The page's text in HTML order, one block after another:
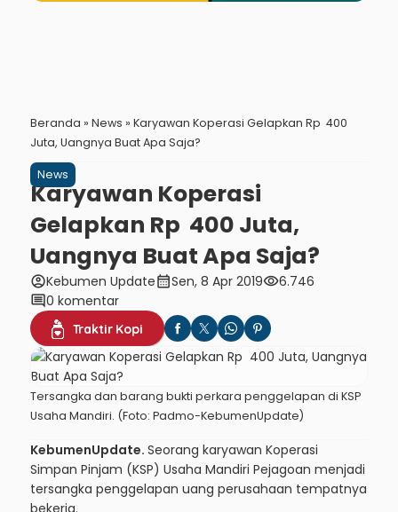
Beranda » News » Karyawan Koperasi Gelapkan Rp 400
Juta, Uangnya Buat Apa Saja?
News
Karyawan Koperasi
Gelapkan Rp 400 Juta,
Uangnya Buat Apa Saja?
account_circleKebumen Updatecalendar_monthSen, 8 Apr 2019visibility6.746
comment0 komentar
Traktir Kopi
Tersangka dan barang bukti perkara penggelapan di KSP
Usaha Mandiri. (Foto: Padmo-KebumenUpdate)
KebumenUpdate. Seorang karyawan Koperasi
Simpan Pinjam (KSP) Usaha Mandiri Pejagoan menjadi
tersangka penggelapan uang perusahaan tempatnya
bekerja.